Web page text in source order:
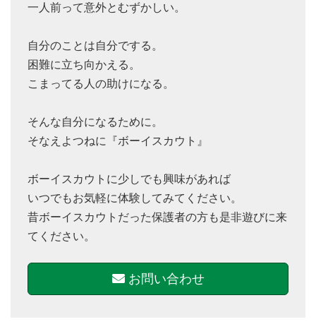
一人前って意外とむずかしい。
自分のことは自分でする。
困難に立ち向かえる。
こまってる人の助けになる。
そんな自分になるために。
そなえよつねに『ボーイスカウト』
ボーイスカウトに少しでも興味があれば
いつでもお気軽に体験してみてください。
昔ボーイスカウトだった保護者の方も是非遊びに来
てください。
お問い合わせ